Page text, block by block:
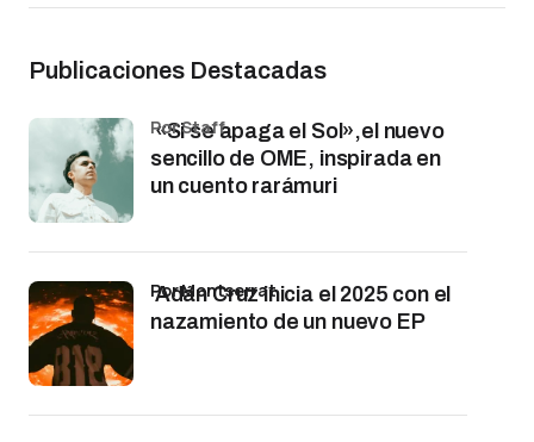
Publicaciones Destacadas
«Si se apaga el Sol»,el nuevo
sencillo de OME, inspirada en
un cuento rarámuri
por Staff
Adán Cruz inicia el 2025 con el
nazamiento de un nuevo EP
por Montserrat